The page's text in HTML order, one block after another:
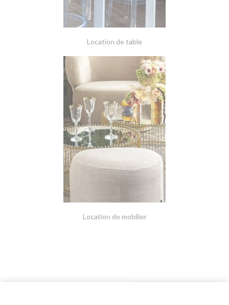
Location de table
Location de mobilier